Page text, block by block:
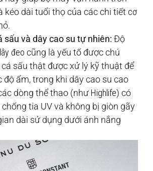
kéo dài tuổi thọ của các chi tiết cơ
sấu và dây cao su tự nhiên: Độ
đeo cũng là yếu tố được chú
sấu thật được xử lý kỹ thuật để
độ ẩm, trong khi dây cao su cao
dòng thể thao (như Highlife) có
tia UV và không bị giòn gãy
dài sử dụng dưới ánh nắng